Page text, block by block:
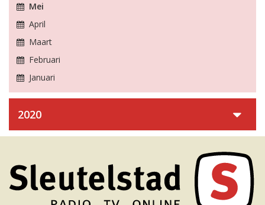
Mei
April
Maart
Februari
Januari
2020